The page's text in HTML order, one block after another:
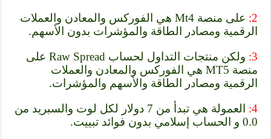
2:
على منصة Mt4 هي الفوركس والمعادن والعملات
الرقمية ومصادر الطاقة والمؤشرات بدون الأسهم.
3:
ولكن منتجات التداول لحساب Raw Spread على
منصة MT5 هي الفوركس والمعادن والعملات
الرقمية ومصادر الطاقة والأسهم والمؤشرات.
4:
العمولة هي تبدأ من 7 دولار لكل لوت والسبريد من
0.0 و الحساب إسلامي بدون فوائد تبييت.